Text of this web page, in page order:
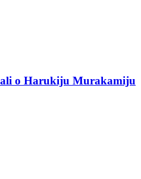
o Harukiju Murakamiju